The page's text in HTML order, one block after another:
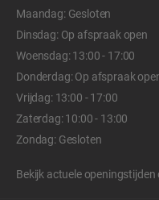
Maandag: Gesloten
Dinsdag: Op afspraak open
Woensdag: 13:00 - 17:00
Donderdag: Op afspraak
Vrijdag: 13:00 - 17:00
Zaterdag: 10:00 - 13:00
Zondag: Gesloten
Bekijk actuele openingstijden